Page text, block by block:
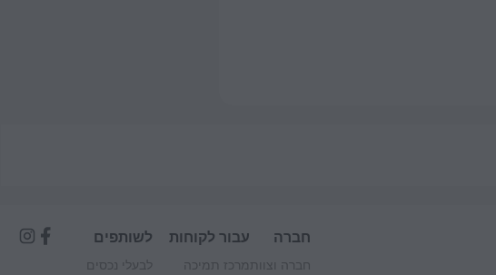
חברה
חברה וצוות
עבור לקוחות
מרכז תמיכה
לשותפים
לבעלי נכסים